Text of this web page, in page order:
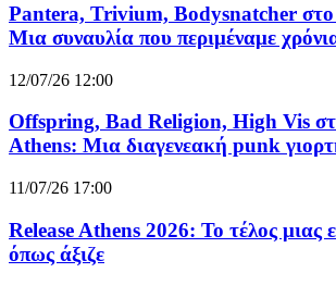
Pantera, Trivium, Bodysnatcher στο
Μια συναυλία που περιμέναμε
12/07/26 12:00
Offspring, Bad Religion, High Vis
Athens: Μια διαγενεακή punk
11/07/26 17:00
Release Athens 2026: Το τέλος μιας
όπως άξιζε